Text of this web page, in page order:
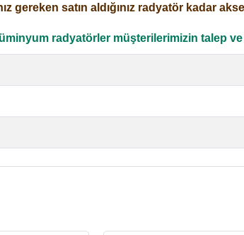
gereken satın aldığınız radyatör kadar
radyatörler müşterilerimizin talep